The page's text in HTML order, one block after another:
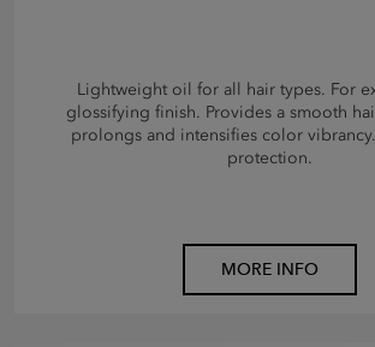
Lightweight oil for all hair types. For
glossifying finish. Provides a smooth
prolongs and intensifies color
protection.
MORE INFO